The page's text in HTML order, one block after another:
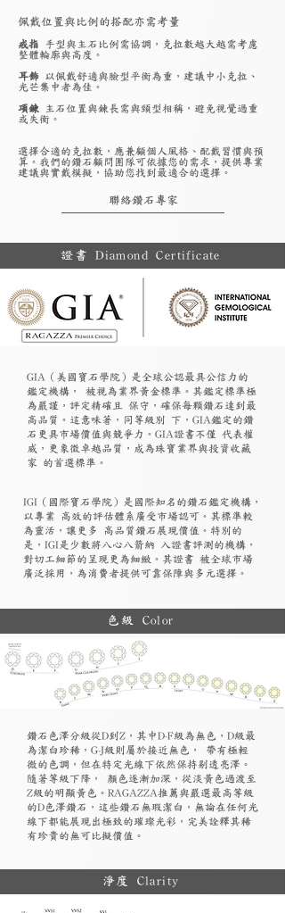
佩戴位置與比例的搭配亦需考量
戒指 手型與主石比例需協調，克拉數越大越需考慮
整體輪廓與高度。
耳飾 以佩戴舒適與臉型平衡為重，建議中小克拉、
光芒集中者為佳。
項鍊 主石位置與鍊長需與頸型相稱，避免視覺過重
或失衡。
選擇合適的克拉數，應兼顧個人風格、配戴習慣與預
算。我們的鑽石顧問團隊可依據您的需求，提供專業
建議與實戴模擬，協助您找到最適合的選擇。
聯絡鑽石專家
證書 Diamond Certificate
GIA（美國寶石學院）是全球公認最具公信力的
鑑定機構， 被視為業界黃金標準。其鑑定標準極
為嚴謹，評定精確且 保守，確保每顆鑽石達到最
高品質。這意味著，同等級別 下，GIA鑑定的鑽
石更具市場價值與競爭力。GIA證書不僅 代表權
威，更象徵卓越品質，成為珠寶業界與投資收藏
家 的首選標準。
​IGI（國際寶石學院）是國際知名的鑽石鑑定機構，
以專業 高效的評估體系廣受市場認可。其標準較
為靈活，讓更多 高品質鑽石展現價值。特別的
是，IGI是少數將八心八箭納 入證書評測的機構，
對切工細節的呈現更為細緻。其證書 被全球市場
廣泛採用，為消費者提供可靠保障與多元選擇。
色級 Color
鑽石色澤分級從D到Z，其中D-F級為無色，D級最
為潔白珍稀，G-J級則屬於接近無色， 帶有極輕
微的色調，但在特定光線下依然保持剔透亮澤。
隨著等級下降， 顏色逐漸加深，從淡黃色過渡至
Z級的明顯黃色。RAGAZZA推薦與嚴選最高等級
的D色澤鑽石，這些鑽石無瑕潔白，無論在任何光
線下都能展現出極致的璀璨光彩，完美詮釋其稀
有珍貴的無可比擬價值。
淨度 Clarity